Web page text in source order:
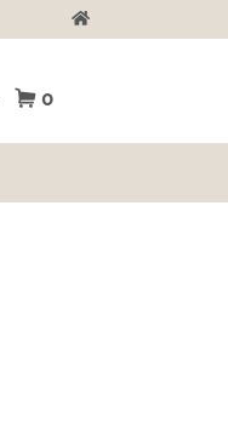
Zur Startseite
0